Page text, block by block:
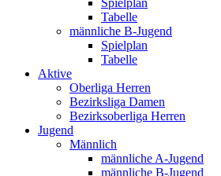
Spielplan
Tabelle
männliche B-Jugend
Spielplan
Tabelle
Aktive
Oberliga Herren
Bezirksliga Damen
Bezirksoberliga Herren
Jugend
Männlich
männliche A-Jugend
männliche B-Jugend